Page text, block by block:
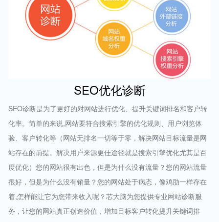
SEO优化诊断
SEO诊断是为了更好的对网站进行优化、提升关键词排名和客户转
化率。简单的来说,网站要符合搜索引擎的优化规则、用户浏览体
验、客户转化等（网站无排名一切等于零，解决网站目标流量是网
站存在的前提。解决用户来源更佳途径就是搜索引擎优化尤其是百
度优化）您的网站很有出色，但是为什么没有流量？您的网站流量
很好，但是为什么没有销量？您的网站处于病态，像鸡肋一样存在
着,怎样能让它为您带来收入呢？芯大脑为您提供专业网站诊断服
务，让您的网站真正创造价值，增加目标客户转化提升关键词排